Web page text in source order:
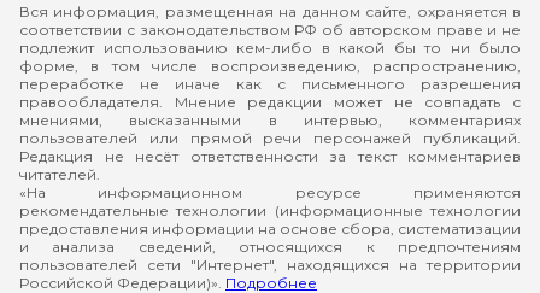
Вся информация, размещенная на данном сайте, охраняется в
соответствии с законодательством РФ об авторском праве и не
подлежит использованию кем-либо в какой бы то ни было
форме, в том числе воспроизведению, распространению,
переработке не иначе как с письменного разрешения
правообладателя. Мнение редакции может не совпадать с
мнениями, высказанными в интервью, комментариях
пользователей или прямой речи персонажей публикаций.
Редакция не несёт ответственности за текст комментариев
читателей.
«На информационном ресурсе применяются
рекомендательные технологии (информационные технологии
предоставления информации на основе сбора, систематизации
и анализа сведений, относящихся к предпочтениям
пользователей сети "Интернет", находящихся на территории
Российской Федерации)». Подробнее